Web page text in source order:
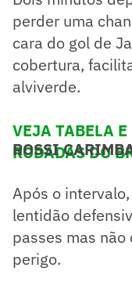
perder uma
cara do gol de
cobertura,
alviverde.
VEJA TABELA
RODADAS DO
ROSSI
Após o
lentidão
passes mas
perigo.